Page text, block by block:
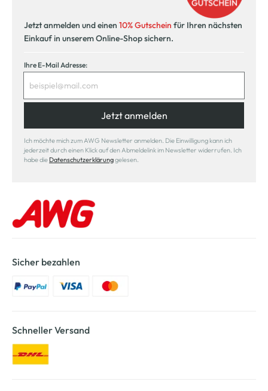
Jetzt anmelden und einen 10% Gutschein für Ihren nächsten
Einkauf in unserem Online-Shop sichern.
Ihre E-Mail Adresse:
Jetzt anmelden
Ich möchte mich zum AWG Newsletter anmelden. Die Einwilligung kann ich
jederzeit durch einen Klick auf den Abmeldelink im Newsletter widerrufen. Ich
habe die Datenschutzerklärunggelesen.
Sicher bezahlen
Schneller Versand